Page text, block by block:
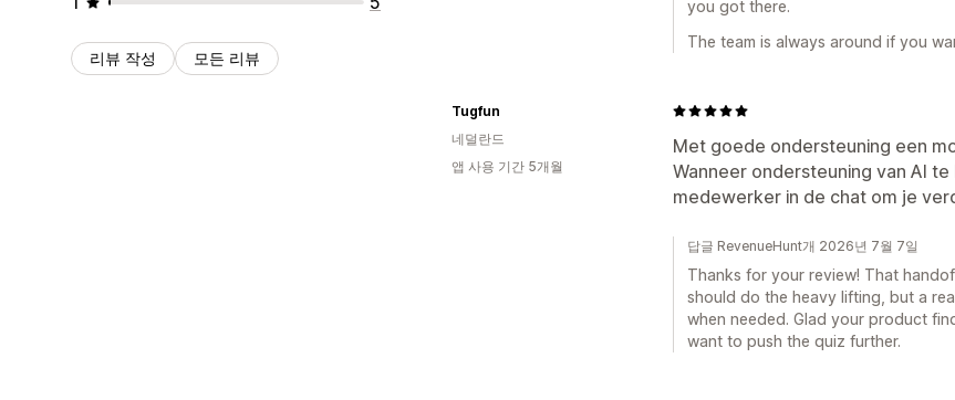
리뷰 작성 모든 리뷰
you got there.
The team is always around if you
Met goede ondersteuning een
Wanneer ondersteuning van AI
medewerker in de chat om je
Tugfun
네덜란드
앱 사용 기간 5개월
답글 RevenueHunt개 2026년 7월 7일
Thanks for your review! That
should do the heavy lifting, but a
when needed. Glad your product
want to push the quiz further.